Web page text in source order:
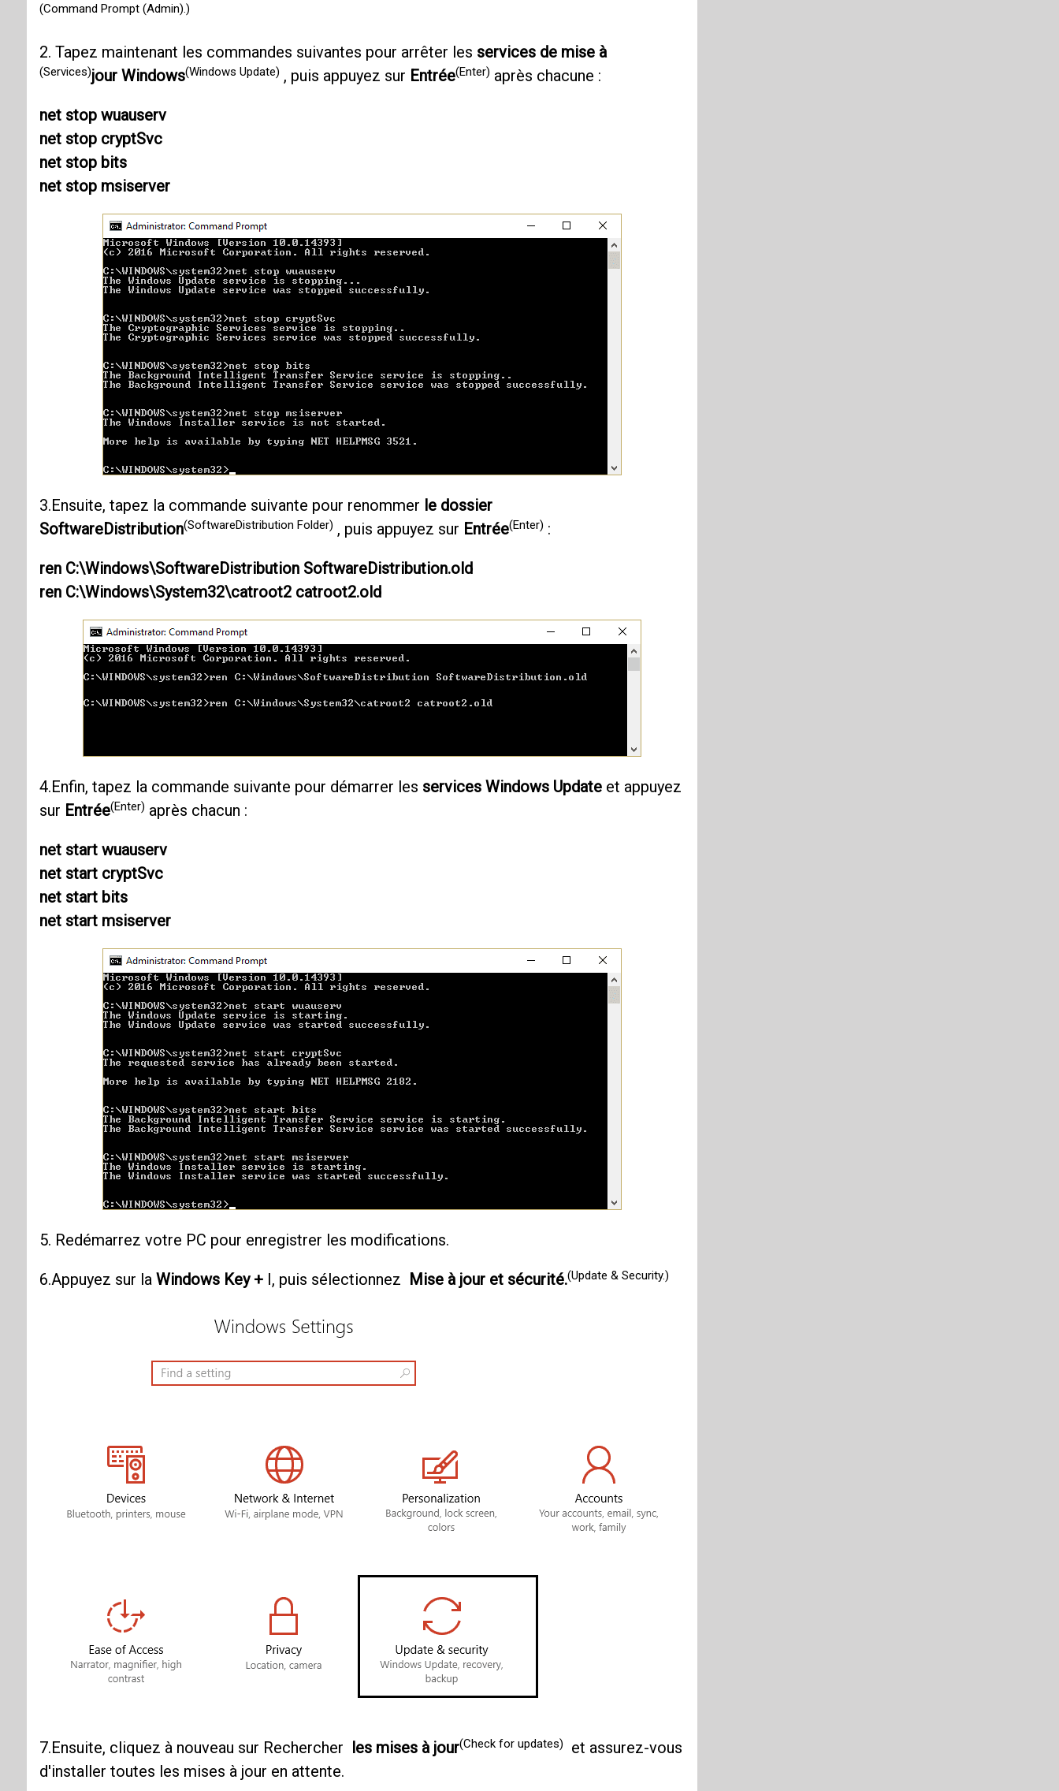
(Command Prompt (Admin).)
2. Tapez maintenant les commandes suivantes pour arrêter les services de mise à
(Services)jour Windows(Windows Update) , puis appuyez sur Entrée(Enter) après chacune :
net stop wuauserv
net stop cryptSvc
net stop bits
net stop msiserver
3.Ensuite, tapez la commande suivante pour renommer le dossier
SoftwareDistribution(SoftwareDistribution Folder) , puis appuyez sur Entrée(Enter) :
ren C:\Windows\SoftwareDistribution SoftwareDistribution.old
ren C:\Windows\System32\catroot2 catroot2.old
4.Enfin, tapez la commande suivante pour démarrer les services Windows Updateet appuyez
sur Entrée(Enter) après chacun :
net start wuauserv
net start cryptSvc
net start bits
net start msiserver
5. Redémarrez votre PC pour enregistrer les modifications.
6.Appuyez sur la Windows Key +I, puis sélectionnez Mise à jour et sécurité.(Update & Security.)
7.Ensuite, cliquez à nouveau sur Rechercher les mises à jour(Check for updates)
et assurez-vous
d'installer toutes les mises à jour en attente.